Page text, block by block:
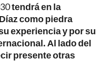
tendrá en la
como piedra
experiencia y por su
Al lado del
presente otras